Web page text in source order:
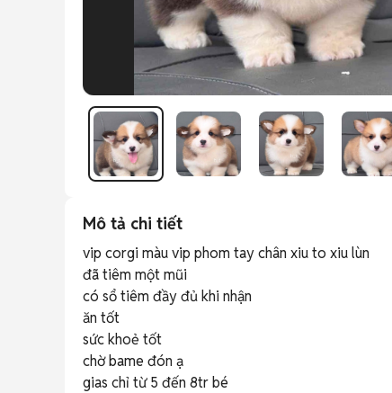
Mô tả chi tiết
vip corgi màu vip phom tay chân xiu to xiu lùn
đã tiêm một mũi
có sổ tiêm đầy đủ khi nhận
ăn tốt
sức khoẻ tốt
chờ bame đón ạ
gias chỉ từ 5 đến 8tr bé